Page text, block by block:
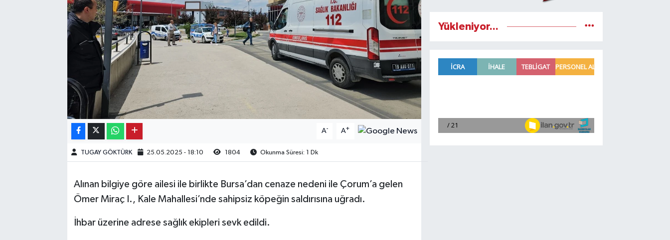
A- A+
TUGAY GÖKTÜRK 25.05.2025 - 18:10 1804 Okunma Süresi: 1 Dk
Alınan bilgiye göre ailesi ile birlikte Bursa’dan cenaze nedeni ile Çorum’a gelen
Ömer Miraç I., Kale Mahallesi’nde sahipsiz köpeğin saldırısına uğradı.
İhbar üzerine adrese sağlık ekipleri sevk edildi.
Yükleniyor...